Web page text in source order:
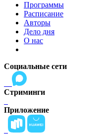
Программы
Расписание
Авторы
Дело дня
О нас
Социальные сети
Стриминги
Приложение